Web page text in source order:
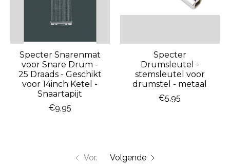
Specter Snarenmat
voor Snare Drum -
25 Draads - Geschikt
voor 14inch Ketel -
Snaartapijt
€9,95
Specter
Drumsleutel -
stemsleutel voor
drumstel - metaal
€5,95
Vor. Volgende